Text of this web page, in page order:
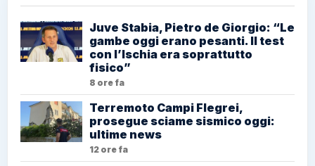
Juve Stabia, Pietro de Giorgio: “Le
gambe oggi erano pesanti. Il test
con l’Ischia era soprattutto
fisico”
8 ore fa
Terremoto Campi Flegrei,
prosegue sciame sismico oggi:
ultime news
12 ore fa